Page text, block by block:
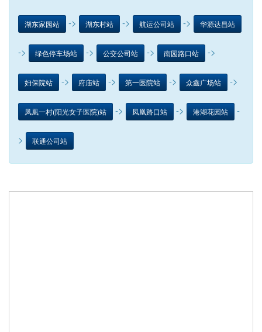
湖东家园站 -> 湖东村站 -> 航运公司站 -> 华源达昌站
-> 绿色停车场站 -> 公交公司站 -> 南园路口站 ->
妇保院站 -> 府庙站 -> 第一医院站 -> 众鑫广场站 ->
凤凰一村(阳光女子医院)站 -> 凤凰路口站 -> 港湖花园站 -
> 联通公司站